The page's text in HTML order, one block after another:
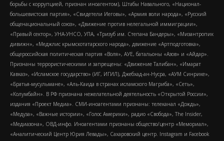
борьбы с коррупцией, признан иноагентом), Штабы Навального, «Национал-
большевистская партия», «Свидетели Иеговы», «Армия воли народа», «Русский
общенациональный союз», «Движение против нелегальной иммиграции»,
«Правый сектор», УНА-УНСО, УПА, «Тризуб им. Степана Бандеры», «Мизантропик
дивижн», «Меджлис крымскотатарского народа», движение «Артподготовка»,
общероссийская политическая партия «Воля», АУЕ, батальоны «Азов» и «Айдар».
Признаны террористическими и запрещены: «Движение Талибан», «Имарат
Кавказ», «Исламское государство» (ИГ, ИГИЛ), Джебхад-ан-Нусра, «АУМ Синрике»,
«Братья-мусульмане», «Аль-Каида в странах исламского Магриба», «Сеть»,
«Колумбайн». В РФ признана нежелательной деятельность «Открытой России»,
издания «Проект Медиа». СМИ-иноагентами признаны: телеканал «Дождь»,
«Медуза», «Важные истории», «Голос Америки», радио «Свобода», The Insider,
«Медиазона», ОВД-инфо. Иноагентами признаны общество/центр «Мемориал»,
«Аналитический Центр Юрия Левады», Сахаровский центр. Instagram и Facebook